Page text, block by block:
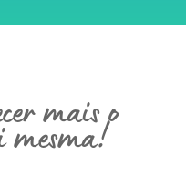
mais o
mesma!